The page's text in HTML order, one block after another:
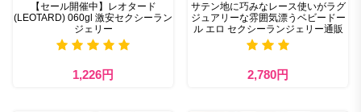
【セール開催中】レオタード
(LEOTARD) 060gl 激安セクシーラン
ジェリー
1,226円
サテン地に巧みなレース使いがラグ
ジュアリーな雰囲気漂うベビードー
ル エロ セクシーランジェリー通販
2,780円